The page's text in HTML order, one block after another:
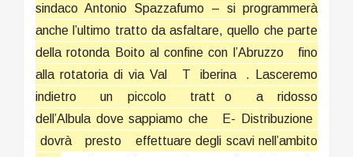
sindaco Antonio Spazzafumo – si programmerà
anche l’ultimo tratto da asfaltare, quello che parte
della rotonda Boito al confine con l’Abruzzo
fino
alla rotatoria di via Val
T iberina
. Lasceremo
indietro
un piccolo tratt o
a ridosso
dell’Albula dove sappiamo che
E- Distribuzione
dovrà
presto
effettuare degli scavi nell’ambito